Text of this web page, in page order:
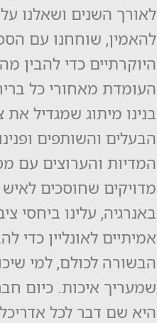
לאורך השנים ושאלנו
להאמין, שוחחנו עם
היוקרתיים כדי להבין
העומדת מאחורי כל
בנינו מיתוג שמגדיל את
הבעלים והשותפים
המדיות והערוצים עם
מדויקים שחוסכים
באנרגיה, עלינו ביחסי
אמיתיים לאונליין כדי
הבשורה לכולם, למי
שמעריך איכות. כיום
היא שם דבר לכל